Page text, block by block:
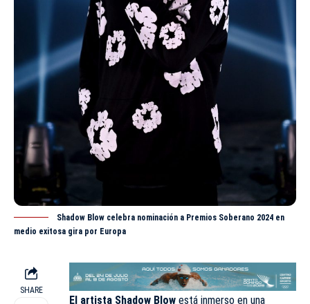
Shadow Blow celebra nominación a Premios Soberano 2024 en
medio exitosa gira por Europa
SHARE
El artista Shadow Blow está inmerso en una